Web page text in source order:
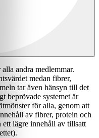
alla andra medlemmar.
medan fibrer,
tar även hänsyn till det
beprövade systemet är
för alla, genom att
av fibrer, protein och
ett lägre innehåll av tillsatt